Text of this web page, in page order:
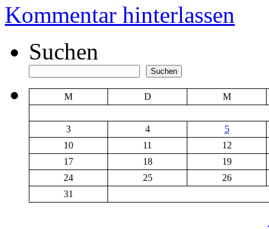
Kommentar hinterlassen
Suchen
Suchen
M D M
3 4
5
10
11
12
17
18
19
24
25
26
31